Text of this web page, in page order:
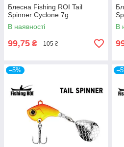
Блесна Fishing ROI Tail
Spinner Cyclone 7g
В наявності
99,75 ₴ 105 ₴
В
–5%